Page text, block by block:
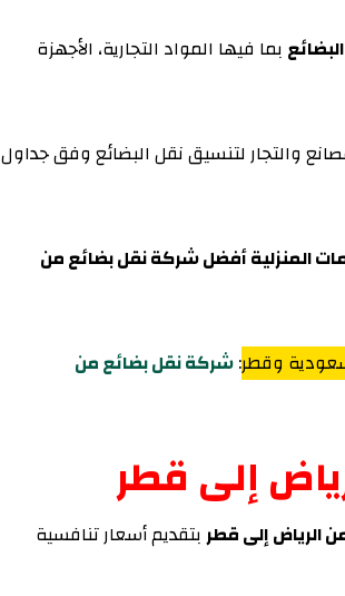
البضائع بما فيها المواد التجارية، الأجهزة
والتجار لتنسيق نقل البضائع وفق جداول
المنزلية أفضل شركة نقل بضائع من
وقطر:شركة نقل بضائع من
إلى قطر
الرياض إلى قطربتقديم أسعار تنافسية